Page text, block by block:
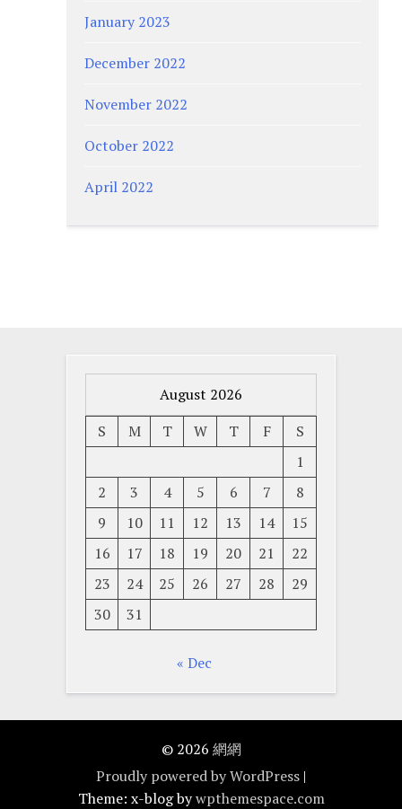
January 2023
December 2022
November 2022
October 2022
April 2022
August 2026
S
M T W T F
S
1
2
3 4 5 6 7
8
9
10 11 12 13 14
15
16
17 18 19 20 21
22
23
24 25 26 27 28
29
30
31
« Dec
© 2026 網網
Proudly powered by WordPress |
Theme: x-blog bywpthemespace.com